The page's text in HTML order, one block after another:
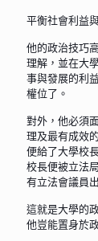
平衡社會利益
他的政治技巧
理解，並在大
事與發展的利
權位了。
對外，他必須
理及最有成效
便給了大學校
校長便被立法
有立法會議員
這就是大學的
他豈能置身於